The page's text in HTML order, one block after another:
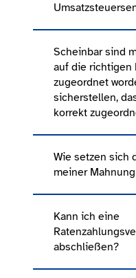
Scheinbar sind
auf die richtigen
zugeordnet
sicherstellen,
korrekt
Wie setzen sich
meiner
Kann ich eine
abschließen?